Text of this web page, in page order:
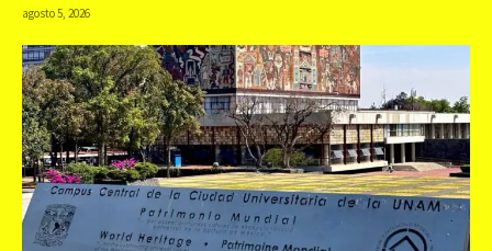
agosto 5, 2026